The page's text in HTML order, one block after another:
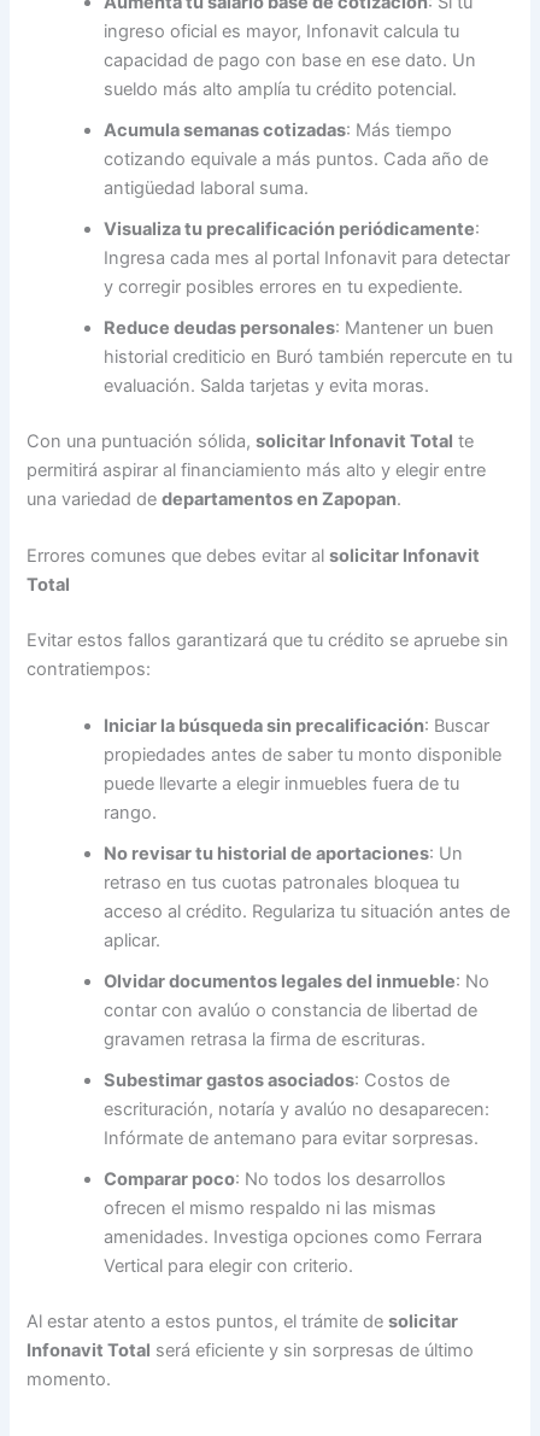
ingreso oficial es mayor, Infonavit calcula tu
capacidad de pago con base en ese dato. Un
sueldo más alto amplía tu crédito potencial.
Acumula semanas cotizadas: Más tiempo
cotizando equivale a más puntos. Cada año de
antigüedad laboral suma.
Visualiza tu precalificación periódicamente:
Ingresa cada mes al portal Infonavit para detectar
y corregir posibles errores en tu expediente.
Reduce deudas personales: Mantener un buen
historial crediticio en Buró también repercute en tu
evaluación. Salda tarjetas y evita moras.
Con una puntuación sólida,solicitar Infonavit Total te
permitirá aspirar al financiamiento más alto y elegir entre
una variedad dedepartamentos en Zapopan.
Errores comunes que debes evitar alsolicitar Infonavit
Total
Evitar estos fallos garantizará que tu crédito se apruebe sin
contratiempos:
Iniciar la búsqueda sin precalificación: Buscar
propiedades antes de saber tu monto disponible
puede llevarte a elegir inmuebles fuera de tu
rango.
No revisar tu historial de aportaciones: Un
retraso en tus cuotas patronales bloquea tu
acceso al crédito. Regulariza tu situación antes de
aplicar.
Olvidar documentos legales del inmueble: No
contar con avalúo o constancia de libertad de
gravamen retrasa la firma de escrituras.
Subestimar gastos asociados: Costos de
escrituración, notaría y avalúo no desaparecen:
Infórmate de antemano para evitar sorpresas.
Comparar poco: No todos los desarrollos
ofrecen el mismo respaldo ni las mismas
amenidades. Investiga opciones como Ferrara
Vertical para elegir con criterio.
Al estar atento a estos puntos, el trámite desolicitar
Infonavit Total será eficiente y sin sorpresas de último
momento.